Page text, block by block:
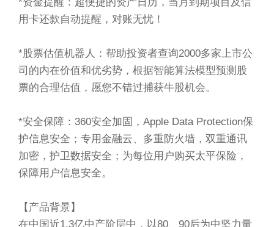
用卡还款自动提醒，对账无忧！
*股票估值机器人：帮助投资者查询2000多家上市公
司的内在价值和优劣势，根据智能算法模型预测股
票的合理估值，愿您不错过捕获牛股机会。
*安全保障：360安全加固，Apple Data Protection保
护信息安全；专用金融云、多重防火墙，双重通讯
加密，护卫数据安全；为每位用户购买太平保险，
保障用户信息安全。
【产品背景】
在中国近1.3亿中产阶层中，以80、90后为中坚力量